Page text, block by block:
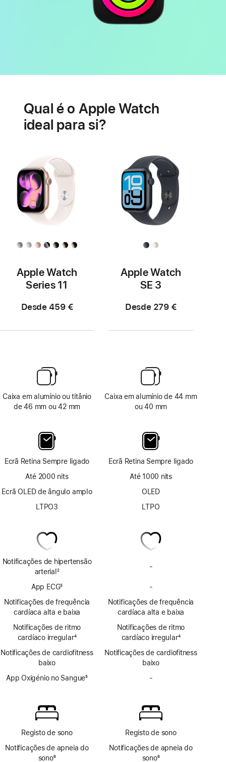
Qual é o Apple Watch
ideal para si?
Apple Watch
Series 11
Desde 459 €
Caixa em alumínio ou titânio
de 46 mm ou 42 mm
Ecrã Retina Sempre ligado
Até 2000 nits
Ecrã OLED de ângulo amplo
LTPO3
Notificações de hipertensão
arterial
rodapé
2
App ECG
de
rodapé
3
Notificações de frequência
cardíaca alta e baixa
Notificações de ritmo
cardíaco irregular
de
4
Notificações de cardiofitness
baixo
App Oxigénio no Sangue5
Registo de sono
Notificações de apneia do
sono6
Apple Watch
SE 3
Desde 279 €
Caixa em alumínio de 44 mm
ou 40 mm
Ecrã Retina Sempre ligado
Até 1000 nits
OLED
LTPO
-
hipertensão
-
ECG
Notificações de frequência
cardíaca alta e baixa
Notificações de ritmo
cardíaco irregular
de
4
Notificações de cardiofitness
baixo
-
no
Sangue
Registo de sono
Notificações de apneia do
sono6